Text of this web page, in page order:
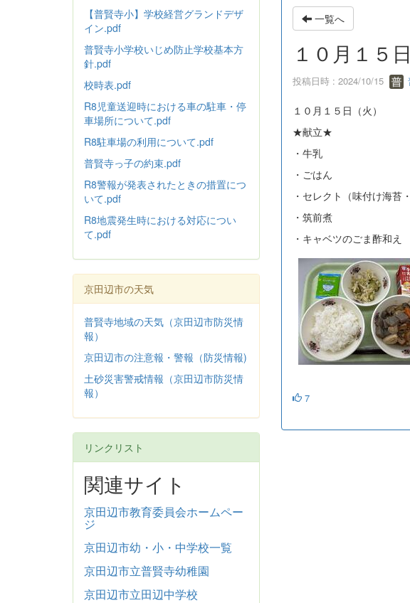
一覧へ
１０月１５
投稿日時 : 2024/10/15
１０月１５日（火）
★献立★
・牛乳
・ごはん
・セレクト（味付け海苔
・筑前煮
・キャベツのごま酢和え
7
【普賢寺小】学校経営グランドデザ
イン.pdf
普賢寺小学校いじめ防止学校基本方
針.pdf
校時表.pdf
R8児童送迎時における車の駐車・停
車場所について.pdf
R8駐車場の利用について.pdf
普賢寺っ子の約束.pdf
R8警報が発表されたときの措置につ
いて.pdf
R8地震発生時における対応につい
て.pdf
京田辺市の天気
普賢寺地域の天気（京田辺市防災情
報）
京田辺市の注意報・警報（防災情報)
土砂災害警戒情報（京田辺市防災情
報）
リンクリスト
関連サイト
京田辺市教育委員会ホームペー
ジ
京田辺市幼・小・中学校一覧
京田辺市立普賢寺幼稚園
京田辺市立田辺中学校